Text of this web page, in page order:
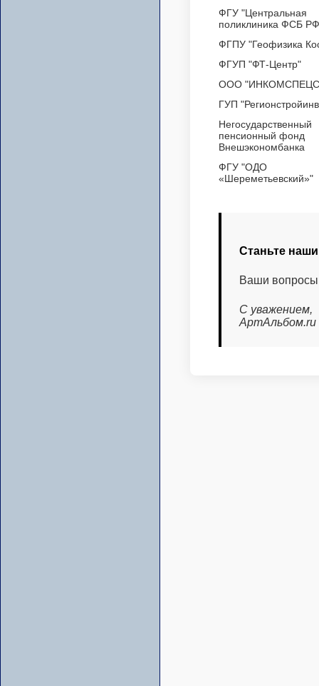
ФГУ "Центральная
поликлиника ФСБ
ФГПУ "Геофизика
ФГУП "ФТ-Центр"
ООО
ГУП
Негосударственный
пенсионный фонд
Внешэкономбанка
ФГУ "ОДО
«Шереметьевский»"
Станьте
Ваши
С уважением,
АртАльбом.ru